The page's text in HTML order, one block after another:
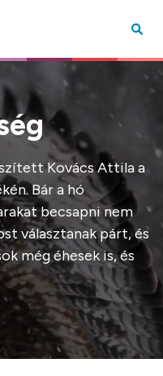
Kovács Attila a
Bár a hó
becsapni nem
választanak párt, és
még éhesek is, és